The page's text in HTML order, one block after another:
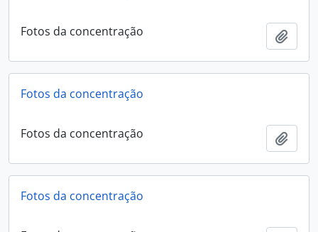
Fotos da concentração
Fotos da concentração
Fotos da concentração
Fotos da concentração